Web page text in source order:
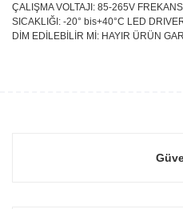
ÇALIŞMA VOLTAJI: 85-265V
SICAKLIĞI: -20° bis+40°C LED
DİM EDİLEBİLİR Mİ: HAYIR ÜRÜN